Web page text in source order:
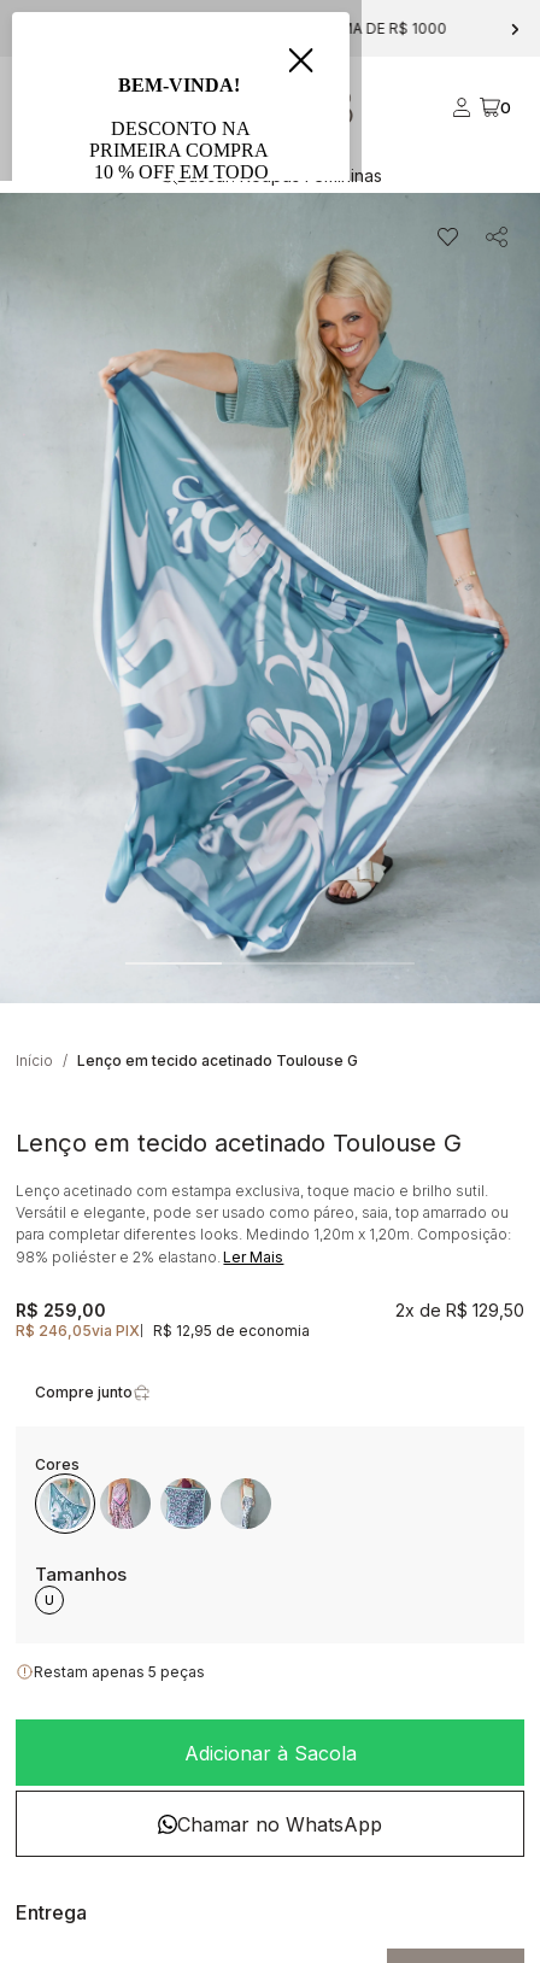
FRETE GRÁTIS PARA COMPRAS ACIMA DE R$ 1000
0
Início Lenço em tecido acetinado Toulouse G
Lenço em tecido acetinado Toulouse G
Lenço acetinado com estampa exclusiva, toque macio e brilho sutil.
Versátil e elegante, pode ser usado como páreo, saia, top amarrado ou
para completar diferentes looks. Medindo 1,20m x 1,20m. Composição:
98% poliéster e 2% elastano.Ler Mais
R$ 246,05via PIX R$ 12,95 de economia
R$ 259,00 2x R$ 129,50
Compre junto
U
Adicionar à Sacola
Restam apenas 5 peças